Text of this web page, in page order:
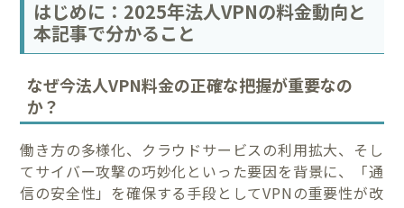
はじめに：2025年法人VPNの料金動向と
本記事で分かること
なぜ今法人VPN料金の正確な把握が重要なの
か？
働き方の多様化、クラウドサービスの利用拡大、そし
てサイバー攻撃の巧妙化といった要因を背景に、「通
信の安全性」を確保する手段としてVPNの重要性が改